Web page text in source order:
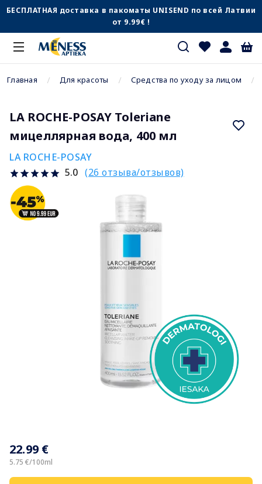
БЕСПЛАТНАЯ доставка в пакоматы UNISEND по всей Латвии
от 9.99€ !
Главная Для красоты Средства по уходу за лицом
LA ROCHE-POSAY Toleriane
мицеллярная вода, 400 мл
LA ROCHE-POSAY
5.0 (26 отзыва/отзывов)
22.99 €
5.75 €/100ml